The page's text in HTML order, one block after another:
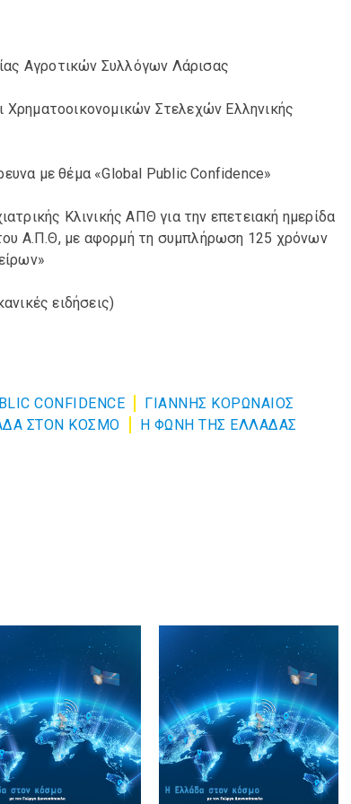
Αγροτικών Συλλόγων Λάρισας
Στελεχών Ελληνικής
με θέμα «Global Public Confidence»
Κλινικής ΑΠΘ για την επετειακή ημερίδα
Α.Π.Θ, με αφορμή τη συμπλήρωση 125 χρόνων
ειδήσεις)
CONFIDENCE
ΓΙΑΝΝΗΣ ΚΟΡΩΝΑΙΟΣ
ΣΤΟΝ ΚΟΣΜΟ
Η ΦΩΝΗ ΤΗΣ ΕΛΛΑΔΑΣ